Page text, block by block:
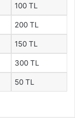
100 TL
200 TL
150 TL
300 TL
50 TL